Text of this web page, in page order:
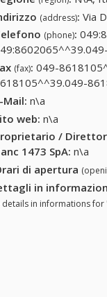
(address): Via
(phone):
(fax): 049-
Mail: n\a
web: n\a
/
1473 SpA: n\a
di apertura
in
in informations for